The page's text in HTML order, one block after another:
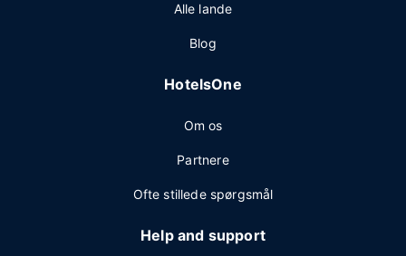
Alle lande
Blog
HotelsOne
Om os
Partnere
Ofte stillede spørgsmål
Help and support